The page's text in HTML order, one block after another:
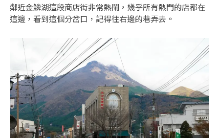
鄰近金鱗湖這段商店街非常熱鬧，幾乎所有熱門的店都在
這邊，看到這個分岔口，記得往右邊的巷弄去。